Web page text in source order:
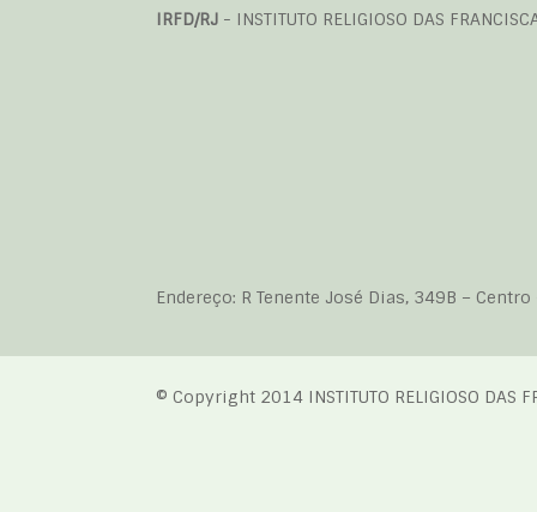
IRFD/RJ - INSTITUTO RELIGIOSO DAS
Endereço: R Tenente José Dias, 349B –
© Copyright 2014 INSTITUTO RELIGIOSO DAS